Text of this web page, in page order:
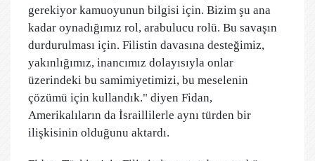
gerekiyor kamuoyunun bilgisi için. Bizim şu ana
kadar oynadığımız rol, arabulucu rolü. Bu savaşın
durdurulması için. Filistin davasına desteğimiz,
yakınlığımız, inancımız dolayısıyla onlar
üzerindeki bu samimiyetimizi, bu meselenin
çözümü için kullandık." diyen Fidan,
Amerikalıların da İsraillilerle aynı türden bir
ilişkisinin olduğunu aktardı.